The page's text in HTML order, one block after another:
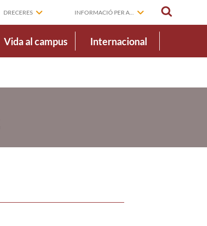
DRECERES INFORMACIÓ PER A...
Vida al campus Internacional